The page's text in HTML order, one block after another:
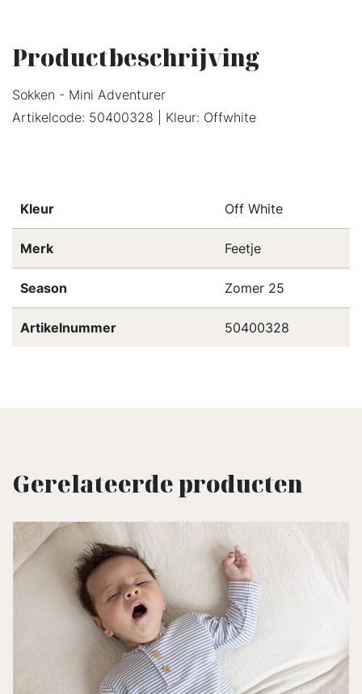
Productbeschrijving
Sokken - Mini Adventurer
Artikelcode: 50400328 | Kleur: Offwhite
Kleur Off White
Merk Feetje
Season Zomer 25
Artikelnummer 50400328
Gerelateerde producten